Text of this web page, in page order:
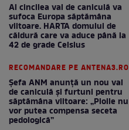
Al cincilea val de caniculă va
sufoca Europa săptămâna
viitoare. HARTA domului de
căldură care va aduce până la
42 de grade Celsius
RECOMANDARE PE ANTENA3.RO
Șefa ANM anunță un nou val
de caniculă și furtuni pentru
săptămâna viitoare: „Ploile nu
vor putea compensa seceta
pedologică”